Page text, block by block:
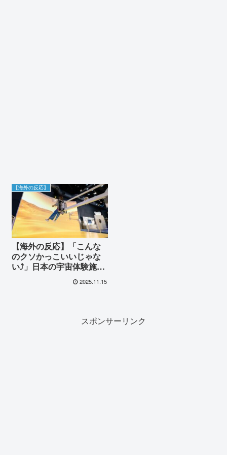
【海外の反応】
【海外の反応】「こんな
のクソかっこいいじゃな
い⤴️」日本の宇宙体験施設
に世界が熱狂！まるで無
重力？驚異の技術に海外
2025.11.15
スポンサーリンク